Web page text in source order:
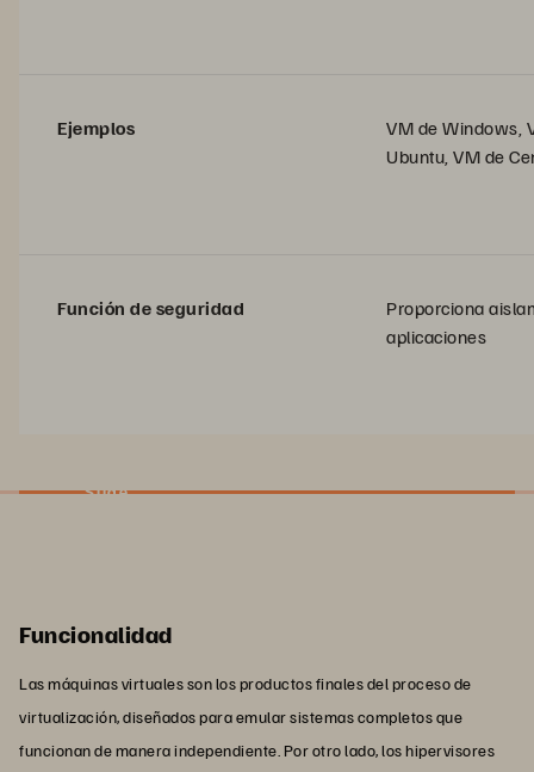
Ejemplos
VM de Windows,
Ubuntu, VM de
Función de seguridad
Proporciona
aplicaciones
Slide
Funcionalidad
Las máquinas virtuales son los productos finales del proceso de
virtualización, diseñados para emular sistemas completos que
funcionan de manera independiente. Por otro lado, los hipervisores